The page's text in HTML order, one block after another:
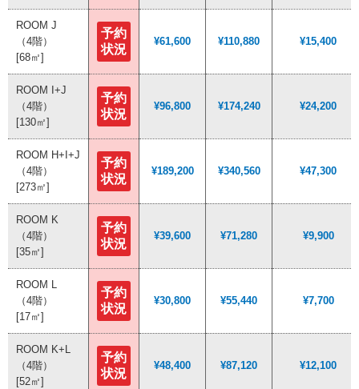
ROOM J
（4階）
[68㎡]
予約
状況
¥61,600 ¥110,880 ¥15,400
ROOM I+J
（4階）
[130㎡]
予約
状況
¥96,800 ¥174,240 ¥24,200
ROOM H+I+J
（4階）
[273㎡]
予約
状況
¥189,200 ¥340,560 ¥47,300
ROOM K
（4階）
[35㎡]
予約
状況
¥39,600 ¥71,280 ¥9,900
ROOM L
（4階）
[17㎡]
予約
状況
¥30,800 ¥55,440 ¥7,700
ROOM K+L
（4階）
[52㎡]
予約
状況
¥48,400 ¥87,120 ¥12,100
ROOM J
（4階）
[68㎡]
予約
状況
¥61,600 ¥110,880 ¥15,400
ROOM I+J
（4階）
[130㎡]
予約
状況
¥96,800 ¥174,240 ¥24,200
ROOM H+I+J
（4階）
[273㎡]
予約
状況
¥189,200 ¥340,560 ¥47,300
ROOM K
（4階）
[35㎡]
予約
状況
¥39,600 ¥71,280 ¥9,900
ROOM L
（4階）
[17㎡]
予約
状況
¥30,800 ¥55,440 ¥7,700
ROOM K+L
（4階）
[52㎡]
予約
状況
¥48,400 ¥87,120 ¥12,100